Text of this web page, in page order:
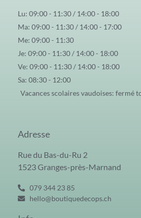
Lu: 09:00 - 11:30 / 14:00 - 18:00
Ma: 09:00 - 11:30 / 14:00 - 17:00
Me: 09:00 - 11:30
Je: 09:00 - 11:30 / 14:00 - 18:00
Ve: 09:00 - 11:30 / 14:00 - 18:00
Sa: 08:30 - 12:00
Vacances scolaires vaudoises: fermé
Adresse
Rue du Bas-du-Ru 2
1523 Granges-près-Marnand
079 344 23 85
hello@boutiquedecops.ch